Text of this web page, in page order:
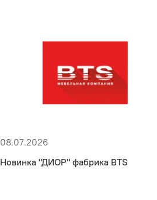
08.07.2026
Новинка "ДИОР" фабрика BTS